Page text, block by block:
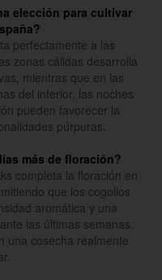
elección para cultivar
perfectamente a las
zonas cálidas desarrolla
mientras que en las
del interior, las noches
pueden favorecer la
púrpuras.
más de floración?
completa la floración en
que los cogollos
aromática y una
las últimas semanas.
una cosecha realmente